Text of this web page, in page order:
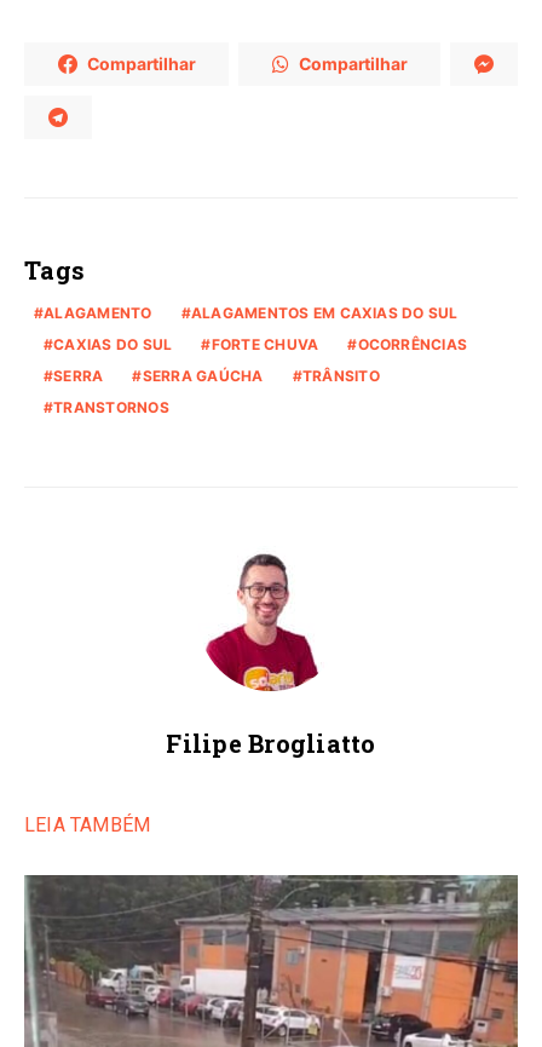
Compartilhar Compartilhar
Tags
ALAGAMENTO
ALAGAMENTOS EM CAXIAS DO SUL
CAXIAS DO SUL
FORTE CHUVA
OCORRÊNCIAS
SERRA
SERRA GAÚCHA
TRÂNSITO
TRANSTORNOS
Filipe Brogliatto
LEIA TAMBÉM